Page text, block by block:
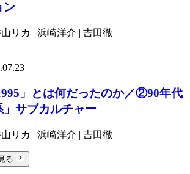
ン
リカ | 浜崎洋介 | 吉田徹
」とは何だったのか／②90年代
」サブカルチャー
リカ | 浜崎洋介 | 吉田徹
る